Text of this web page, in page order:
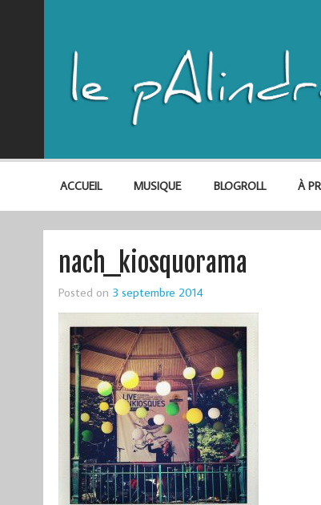
ACCUEIL MUSIQUE BLOGROLL À
nach_kiosquorama
Posted on 3 septembre 2014